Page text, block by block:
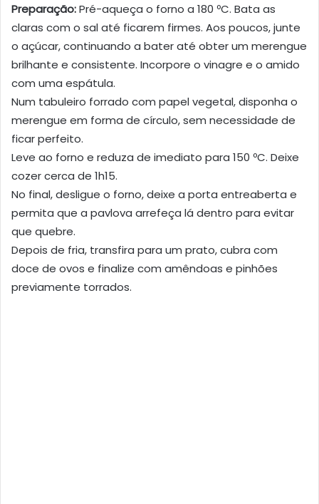
Preparação:Pré-aqueça o forno a 180 ºC. Bata as
claras com o sal até ficarem firmes. Aos poucos, junte
o açúcar, continuando a bater até obter um merengue
brilhante e consistente. Incorpore o vinagre e o amido
com uma espátula.
Num tabuleiro forrado com papel vegetal, disponha o
merengue em forma de círculo, sem necessidade de
ficar perfeito.
Leve ao forno e reduza de imediato para 150 ºC. Deixe
cozer cerca de 1h15.
No final, desligue o forno, deixe a porta entreaberta e
permita que a pavlova arrefeça lá dentro para evitar
que quebre.
Depois de fria, transfira para um prato, cubra com
doce de ovos e finalize com amêndoas e pinhões
previamente torrados.